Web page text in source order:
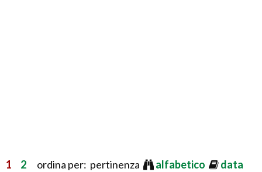
1 2 ordina per: pertinenza alfabetico data